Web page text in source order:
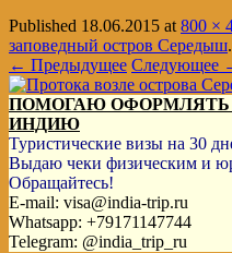
Published 18.06.2015 at800 ×
заповедный остров Середыш.
← Предыдущее Следующее
ПОМОГАЮ ОФОРМЛЯТЬ
ИНДИЮ
Туристические визы на 30
Выдаю чеки физическим и
Обращайтесь!
E-mail: visa@india-trip.ru
Whatsapp: +79171147744
Telegram: @india_trip_ru